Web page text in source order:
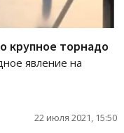
крупное торнадо
явление на
22 июля 2021, 15:50